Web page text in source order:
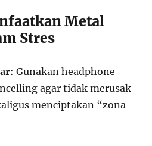
Metal
Stres
: Gunakan headphone
agar tidak merusak
menciptakan “zona